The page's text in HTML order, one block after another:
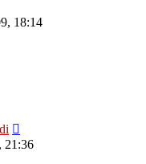
18:14
21:36